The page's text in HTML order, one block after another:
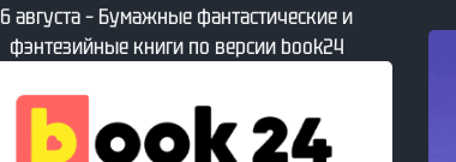
6 августа – Свежие книги от сайта Литсовет